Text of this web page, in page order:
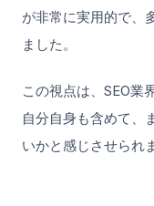
が非常に実用的で、
ました。
この視点は、SEO
自分自身も含めて、
いかと感じさせられ